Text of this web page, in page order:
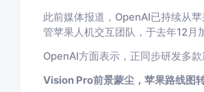
此前媒体报道，OpenAI已持续从
管苹果人机交互团队，于去年12月
OpenAI方面表示，正同步研发多
Vision Pro前景蒙尘，苹果路线图